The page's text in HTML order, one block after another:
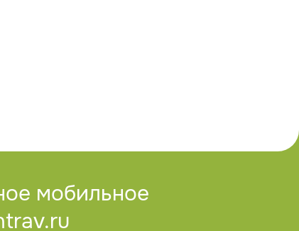
мобильное